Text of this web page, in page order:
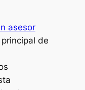
asesor
de